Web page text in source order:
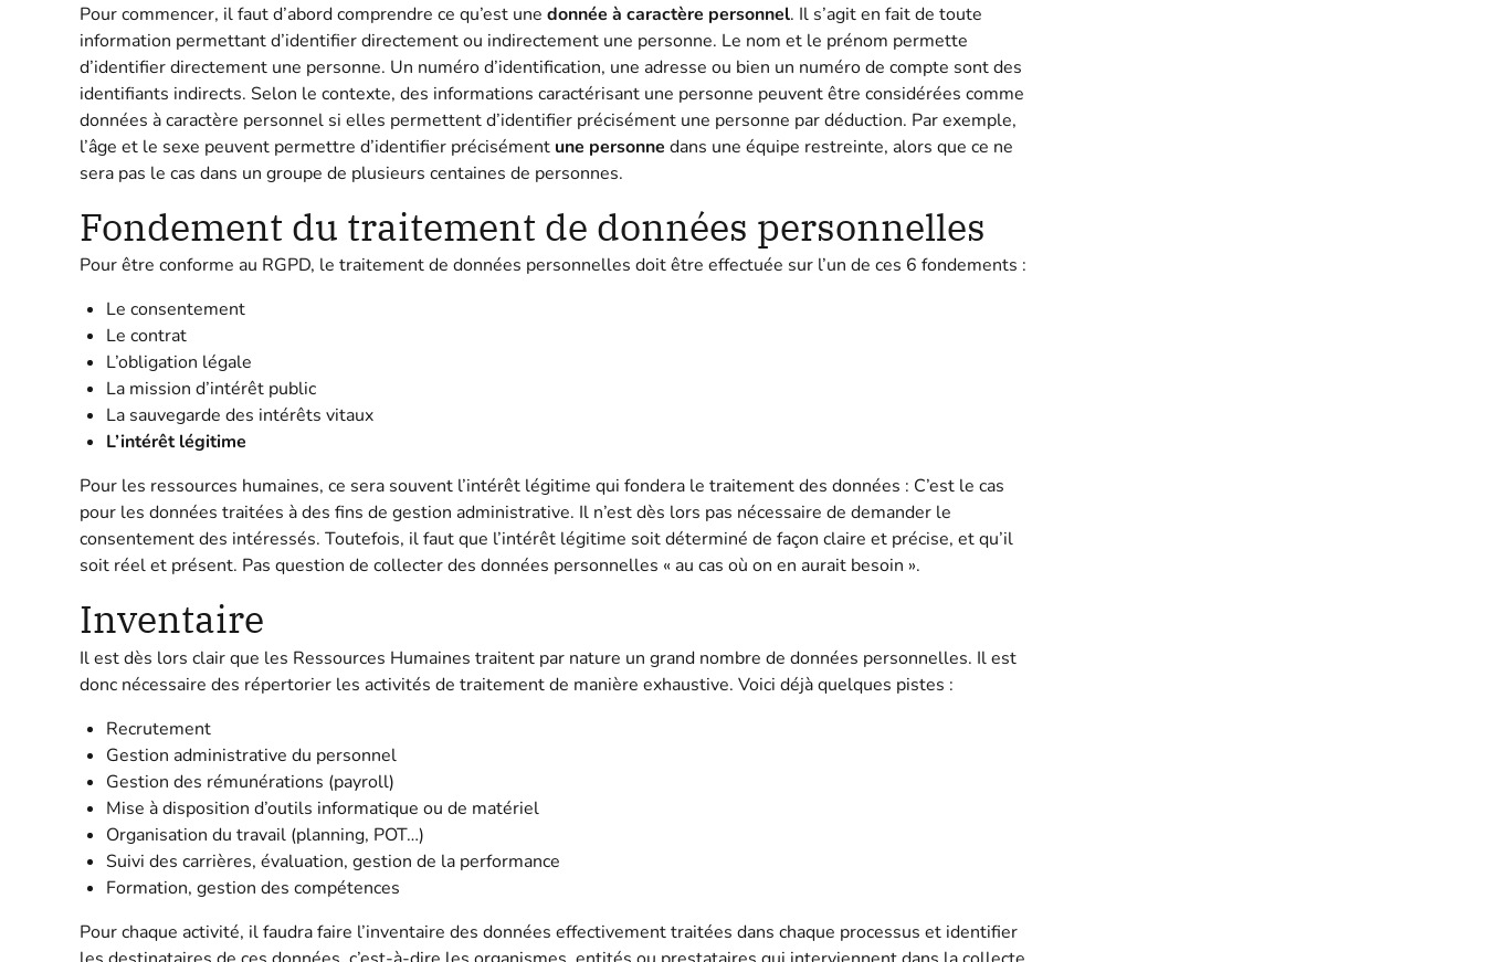
Pour commencer, il faut d’abord comprendre ce qu’est une donnée à caractère personnel. Il s’agit en fait de toute
information permettant d’identifier directement ou indirectement une personne. Le nom et le prénom permette
d’identifier directement une personne. Un numéro d’identification, une adresse ou bien un numéro de compte sont des
identifiants indirects. Selon le contexte, des informations caractérisant une personne peuvent être considérées comme
données à caractère personnel si elles permettent d’identifier précisément une personne par déduction. Par exemple,
l’âge et le sexe peuvent permettre d’identifier précisément une personne dans une équipe restreinte, alors que ce ne
sera pas le cas dans un groupe de plusieurs centaines de personnes.
Fondement du traitement de données personnelles
Pour être conforme au RGPD, le traitement de données personnelles doit être effectuée sur l’un de ces 6 fondements :
Le consentement
Le contrat
L’obligation légale
La mission d’intérêt public
La sauvegarde des intérêts vitaux
L’intérêt légitime
Pour les ressources humaines, ce sera souvent l’intérêt légitime qui fondera le traitement des données : C’est le cas
pour les données traitées à des fins de gestion administrative. Il n’est dès lors pas nécessaire de demander le
consentement des intéressés. Toutefois, il faut que l’intérêt légitime soit déterminé de façon claire et précise, et qu’il
soit réel et présent. Pas question de collecter des données personnelles « au cas où on en aurait besoin ».
Inventaire
Il est dès lors clair que les Ressources Humaines traitent par nature un grand nombre de données personnelles. Il est
donc nécessaire des répertorier les activités de traitement de manière exhaustive. Voici déjà quelques pistes :
Recrutement
Gestion administrative du personnel
Gestion des rémunérations (payroll)
Mise à disposition d’outils informatique ou de matériel
Organisation du travail (planning, POT…)
Suivi des carrières, évaluation, gestion de la performance
Formation, gestion des compétences
Pour chaque activité, il faudra faire l’inventaire des données effectivement traitées dans chaque processus et identifier